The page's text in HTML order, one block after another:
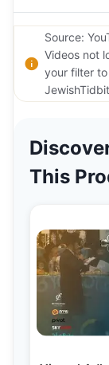
Source:
Videos not
your filter
This